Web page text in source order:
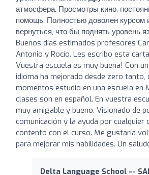
атмосфера. Просмотры кино,
помощь. Полностью доволен курсом
вернуться, что бы поднять уровень
Buenos días estimados profesores
Antonio y Rocío. Les escribo esta
Vuestra escuela es muy buena! Con
idioma ha mejorado desde zero tanto,
momentos estudio en una escuela en
clases son en español. En vuestra
muy amigable y bueno. Visionado de
comunicación y la ayuda por cualquier
contento con el curso. Me gustaría
para mejorar mis habilidades. Un
Delta Language School --